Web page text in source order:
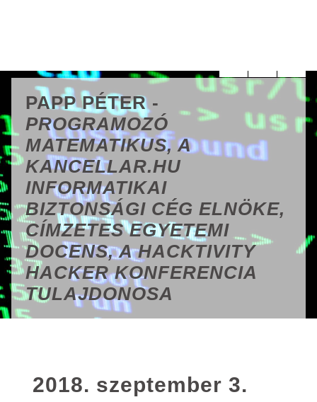
PAPP PÉTER -
PROGRAMOZÓ
MATEMATIKUS, A
KANCELLAR.HU
INFORMATIKAI
BIZTONSÁGI CÉG ELNÖKE,
CÍMZETES EGYETEMI
DOCENS, A HACKTIVITY
HACKER KONFERENCIA
TULAJDONOSA
2018. szeptember 3.